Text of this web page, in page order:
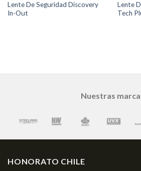
Lente De Seguridad Discovery
In-Out
Lente
Tech
Nuestras
HONORATO CHILE